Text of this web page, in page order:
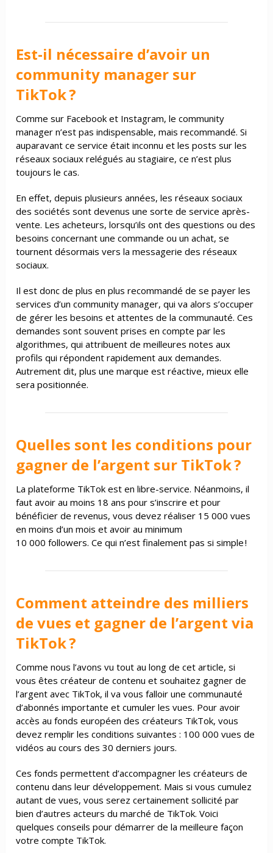
Est-il nécessaire d’avoir un
community manager sur
TikTok ?
Comme sur Facebook et Instagram, le community
manager n’est pas indispensable, mais recommandé. Si
auparavant ce service était inconnu et les posts sur les
réseaux sociaux relégués au stagiaire, ce n’est plus
toujours le cas.
En effet, depuis plusieurs années, les réseaux sociaux
des sociétés sont devenus une sorte de service après-
vente. Les acheteurs, lorsqu’ils ont des questions ou des
besoins concernant une commande ou un achat, se
tournent désormais vers la messagerie des réseaux
sociaux.
Il est donc de plus en plus recommandé de se payer les
services d’un community manager, qui va alors s’occuper
de gérer les besoins et attentes de la communauté. Ces
demandes sont souvent prises en compte par les
algorithmes, qui attribuent de meilleures notes aux
profils qui répondent rapidement aux demandes.
Autrement dit, plus une marque est réactive, mieux elle
sera positionnée.
Quelles sont les conditions pour
gagner de l’argent sur TikTok ?
La plateforme TikTok est en libre-service. Néanmoins, il
faut avoir au moins 18 ans pour s’inscrire et pour
bénéficier de revenus, vous devez réaliser 15 000 vues
en moins d’un mois et avoir au minimum
10 000 followers. Ce qui n’est finalement pas si simple !
Comment atteindre des milliers
de vues et gagner de l’argent via
TikTok ?
Comme nous l’avons vu tout au long de cet article, si
vous êtes créateur de contenu et souhaitez gagner de
l’argent avec TikTok, il va vous falloir une communauté
d’abonnés importante et cumuler les vues. Pour avoir
accès au fonds européen des créateurs TikTok, vous
devez remplir les conditions suivantes : 100 000 vues de
vidéos au cours des 30 derniers jours.
Ces fonds permettent d’accompagner les créateurs de
contenu dans leur développement. Mais si vous cumulez
autant de vues, vous serez certainement sollicité par
bien d’autres acteurs du marché de TikTok. Voici
quelques conseils pour démarrer de la meilleure façon
votre compte TikTok.